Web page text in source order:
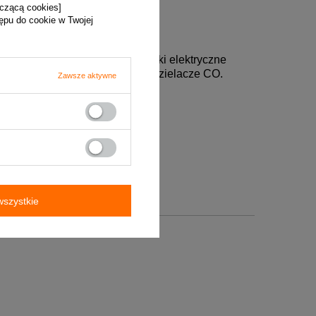
wodomierze, liczniki elektryczne
rozdzielnie np. rozdzielacze CO.
cookies]
do cookie w Twojej
Zawsze aktywne